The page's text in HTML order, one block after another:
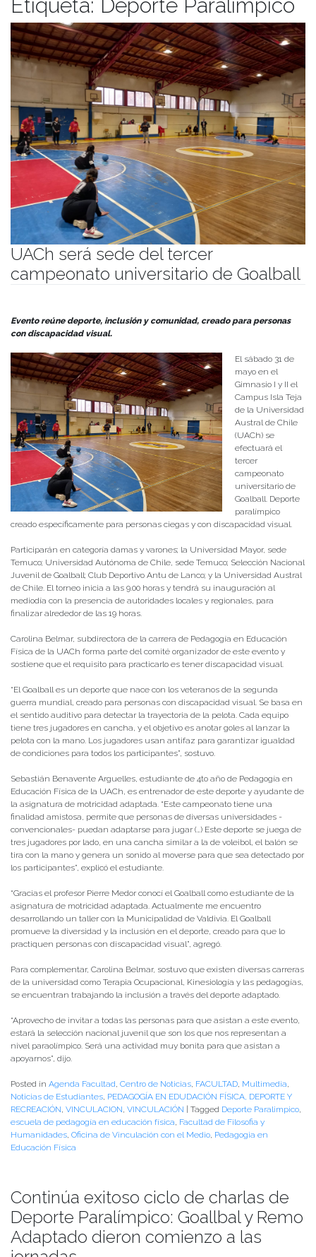
Etiqueta: Deporte Paralimpico
UACh será sede del tercer
campeonato universitario de Goalball
Evento reúne deporte, inclusión y comunidad, creado para personas
con discapacidad visual.
El sábado 31 de
mayo en el
Gimnasio I y II el
Campus Isla Teja
de la Universidad
Austral de Chile
(UACh) se
efectuará el
tercer
campeonato
universitario de
Goalball. Deporte
paralímpico
creado específicamente para personas ciegas y con discapacidad visual.
Participarán en categoría damas y varones; la Universidad Mayor, sede
Temuco; Universidad Autónoma de Chile, sede Temuco; Selección Nacional
Juvenil de Goalball; Club Deportivo Antu de Lanco; y la Universidad Austral
de Chile. El torneo inicia a las 9.00 horas y tendrá su inauguración al
mediodía con la presencia de autoridades locales y regionales, para
finalizar alrededor de las 19 horas.
Carolina Belmar, subdirectora de la carrera de Pedagogía en Educación
Física de la UACh forma parte del comité organizador de este evento y
sostiene que el requisito para practicarlo es tener discapacidad visual.
“El Goalball es un deporte que nace con los veteranos de la segunda
guerra mundial, creado para personas con discapacidad visual. Se basa en
el sentido auditivo para detectar la trayectoria de la pelota. Cada equipo
tiene tres jugadores en cancha, y el objetivo es anotar goles al lanzar la
pelota con la mano. Los jugadores usan antifaz para garantizar igualdad
de condiciones para todos los participantes”, sostuvo.
Sebastián Benavente Arguelles, estudiante de 4to año de Pedagogía en
Educación Física de la UACh, es entrenador de este deporte y ayudante de
la asignatura de motricidad adaptada. “Este campeonato tiene una
finalidad amistosa, permite que personas de diversas universidades -
convencionales- puedan adaptarse para jugar (…) Este deporte se juega de
tres jugadores por lado, en una cancha similar a la de voleibol, el balón se
tira con la mano y genera un sonido al moverse para que sea detectado por
los participantes”, explicó el estudiante.
“Gracias el profesor Pierre Medor conocí el Goalball como estudiante de la
asignatura de motricidad adaptada. Actualmente me encuentro
desarrollando un taller con la Municipalidad de Valdivia. El Goalball
promueve la diversidad y la inclusión en el deporte, creado para que lo
practiquen personas con discapacidad visual”, agregó.
Para complementar, Carolina Belmar, sostuvo que existen diversas carreras
de la universidad como Terapia Ocupacional, Kinesiología y las pedagogías,
se encuentran trabajando la inclusión a través del deporte adaptado.
“Aprovecho de invitar a todas las personas para que asistan a este evento,
estará la selección nacional juvenil que son los que nos representan a
nivel paraolímpico. Será una actividad muy bonita para que asistan a
apoyarnos”, dijo.
Posted in Agenda Facultad, Centro de Noticias, FACULTAD, Multimedia,
Noticias de Estudiantes, PEDAGOGÍA EN EDUDACIÓN FÍSICA, DEPORTE Y
RECREACIÓN, VINCULACION, VINCULACIÓN | Tagged Deporte Paralimpico,
escuela de pedagogía en educación física, Facultad de Filosofia y
Humanidades, Oficina de Vinculación con el Medio, Pedagogia en
Educación Física
Continúa exitoso ciclo de charlas de
Deporte Paralímpico: Goallbal y Remo
Adaptado dieron comienzo a las